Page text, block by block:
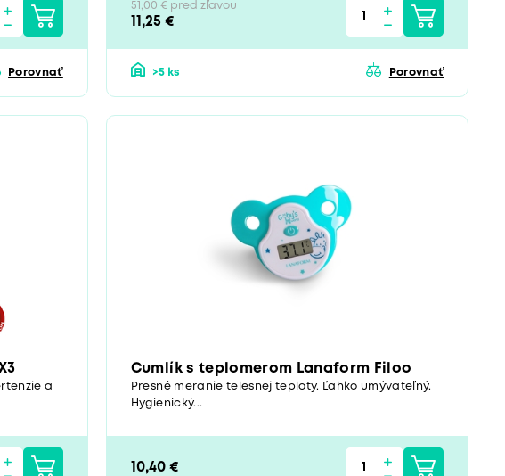
Porovnať
51,00 € pred zľavou
11,25 €
>5 ks Porovnať
a
Cumlík s teplomerom Lanaform Filoo
Presné meranie telesnej teploty. Ľahko umývateľný.
Hygienický...
10,40 €